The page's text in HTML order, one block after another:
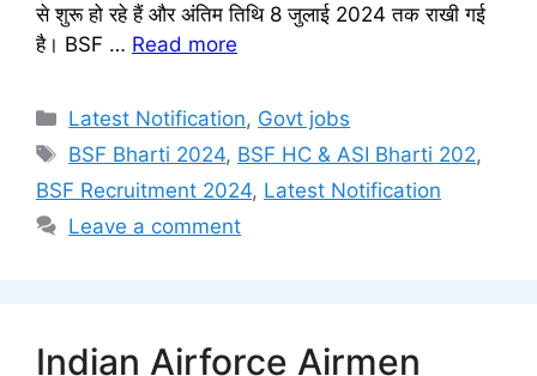
से शुरू हो रहे हैं और अंतिम तिथि 8 जुलाई 2024 तक राखी गई
है। BSF … Read more
Categories
Latest Notification, Govt jobs
Tags
BSF Bharti 2024, BSF HC & ASI Bharti 202,
BSF Recruitment 2024, Latest Notification
Leave a comment
Indian Airforce Airmen